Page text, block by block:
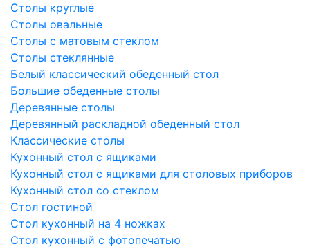
Столы круглые
Столы овальные
Столы с матовым стеклом
Столы стеклянные
Белый классический обеденный стол
Большие обеденные столы
Деревянные столы
Деревянный раскладной обеденный стол
Классические столы
Кухонный стол с ящиками
Кухонный стол с ящиками для столовых приборов
Кухонный стол со стеклом
Стол гостиной
Стол кухонный на 4 ножках
Стол кухонный с фотопечатью